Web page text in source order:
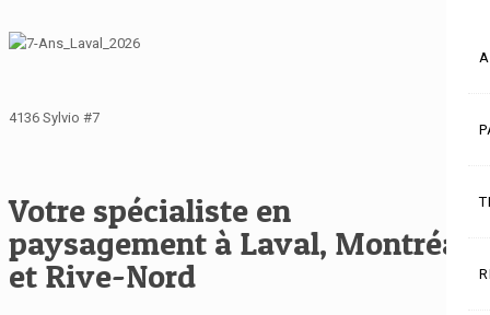
4136 Sylvio #7
Votre spécialiste en
paysagement à Laval, Montréal
et Rive-Nord